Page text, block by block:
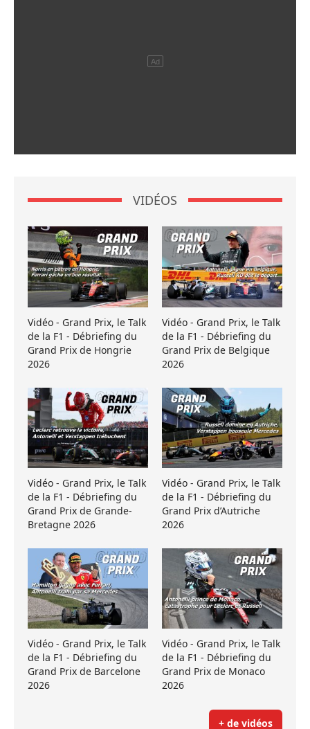
VIDÉOS
Vidéo - Grand Prix, le Talk
de la F1 - Débriefing du
Grand Prix de Hongrie
2026
Vidéo - Grand Prix, le Talk
de la F1 - Débriefing du
Grand Prix de Belgique
2026
Vidéo - Grand Prix, le Talk
de la F1 - Débriefing du
Grand Prix de Grande-
Bretagne 2026
Vidéo - Grand Prix, le Talk
de la F1 - Débriefing du
Grand Prix d’Autriche
2026
Vidéo - Grand Prix, le Talk
de la F1 - Débriefing du
Grand Prix de Barcelone
2026
Vidéo - Grand Prix, le Talk
de la F1 - Débriefing du
Grand Prix de Monaco
2026
+ de vidéos